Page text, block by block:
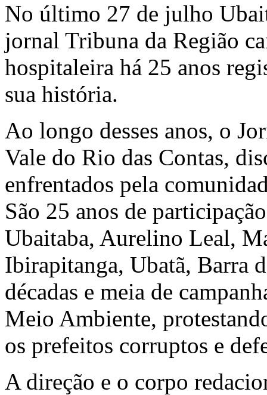
No último 27 de julho
jornal Tribuna da Região
hospitaleira há 25 anos
sua história.
Ao longo desses anos, o
Vale do Rio das Contas,
enfrentados pela
São 25 anos de
Ubaitaba, Aurelino Leal,
Ibirapitanga, Ubatã, Barra
décadas e meia de
Meio Ambiente,
os prefeitos corruptos e
A direção e o corpo